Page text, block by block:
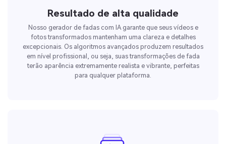
Resultado de alta qualidade
Nosso gerador de fadas com IA garante que seus vídeos e
fotos transformados mantenham uma clareza e detalhes
excepcionais. Os algoritmos avançados produzem resultados
em nível profissional, ou seja, suas transformações de fada
terão aparência extremamente realista e vibrante, perfeitas
para qualquer plataforma.